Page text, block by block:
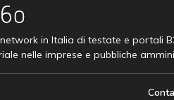
in Italia di testate e portali
nelle imprese e pubbliche